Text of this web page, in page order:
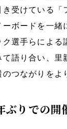
受けている「
ボードを一緒
選手らによる
語り合い、里
つながりをよ
ぶりでの開